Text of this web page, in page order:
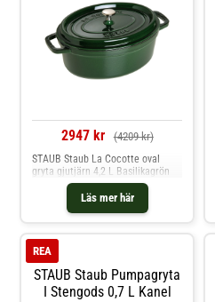
2947 kr (4209 kr)
Läs mer här
STAUB Staub La Cocotte oval
gryta gjutjärn 4,2 L Basilikagrön
STAUB Staub Pumpagryta
I Stengods 0,7 L Kanel
REA